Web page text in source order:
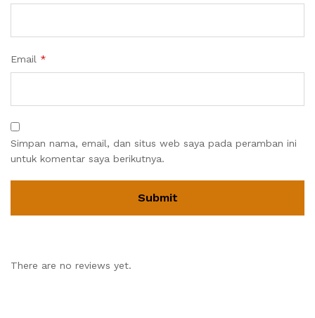
Email *
Simpan nama, email, dan situs web saya pada peramban ini
untuk komentar saya berikutnya.
There are no reviews yet.